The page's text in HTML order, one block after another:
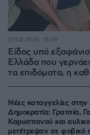
Είδος υπό
Ελλάδα που
τα επιδόματα, η
07.08.2026, 15:59
Νέες καταγγελίες στην
Δημοκρατία: Γρατσία,
Καρυστιανού και
μετέτρεψαν σε φοβικό